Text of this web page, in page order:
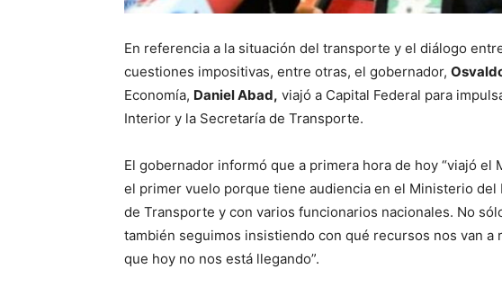
En referencia a la situación del transporte y el diálogo
cuestiones impositivas, entre otras, el gobernador,
Economía, Daniel Abad, viajó a Capital Federal para
Interior y la Secretaría de Transporte.
El gobernador informó que a primera hora de hoy “viajó el
el primer vuelo porque tiene audiencia en el Ministerio
de Transporte y con varios funcionarios nacionales. No
también seguimos insistiendo con qué recursos nos van a
que hoy no nos está llegando”.